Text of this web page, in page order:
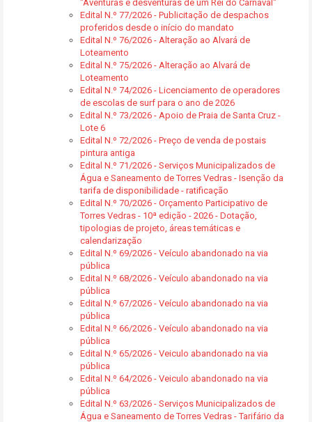
"Aventuras e desventuras de um Rei do Carnaval"
Edital N.º 77/2026 - Publicitação de despachos
proferidos desde o início do mandato
Edital N.º 76/2026 - Alteração ao Alvará de
Loteamento
Edital N.º 75/2026 - Alteração ao Alvará de
Loteamento
Edital N.º 74/2026 - Licenciamento de operadores
de escolas de surf para o ano de 2026
Edital N.º 73/2026 - Apoio de Praia de Santa Cruz -
Lote 6
Edital N.º 72/2026 - Preço de venda de postais
pintura antiga
Edital N.º 71/2026 - Serviços Municipalizados de
Água e Saneamento de Torres Vedras - Isenção da
tarifa de disponibilidade - ratificação
Edital N.º 70/2026 - Orçamento Participativo de
Torres Vedras - 10ª edição - 2026 - Dotação,
tipologias de projeto, áreas temáticas e
calendarização
Edital N.º 69/2026 - Veículo abandonado na via
pública
Edital N.º 68/2026 - Veículo abandonado na via
pública
Edital N.º 67/2026 - Veículo abandonado na via
pública
Edital N.º 66/2026 - Veículo abandonado na via
pública
Edital N.º 65/2026 - Veiculo abandonado na via
pública
Edital N.º 64/2026 - Veiculo abandonado na via
pública
Edital N.º 63/2026 - Serviços Municipalizados de
Água e Saneamento de Torres Vedras - Tarifário da